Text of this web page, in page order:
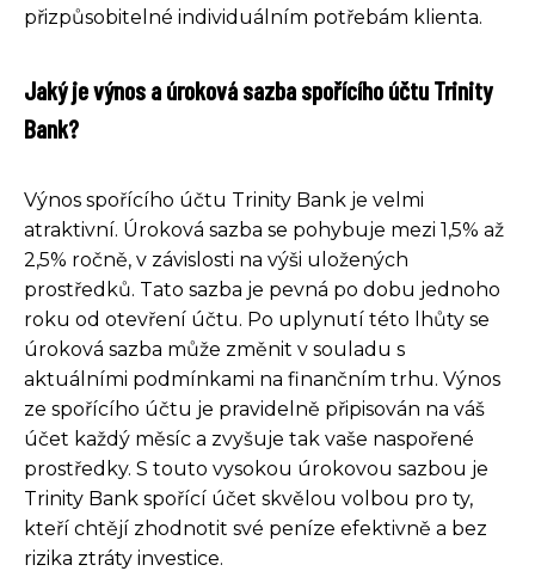
přizpůsobitelné individuálním potřebám klienta.
Jaký je výnos a úroková sazba spořícího účtu Trinity
Bank?
Výnos spořícího účtu Trinity Bank je velmi
atraktivní. Úroková sazba se pohybuje mezi 1,5% až
2,5% ročně, v závislosti na výši uložených
prostředků. Tato sazba je pevná po dobu jednoho
roku od otevření účtu. Po uplynutí této lhůty se
úroková sazba může změnit v souladu s
aktuálními podmínkami na finančním trhu. Výnos
ze spořícího účtu je pravidelně připisován na váš
účet každý měsíc a zvyšuje tak vaše naspořené
prostředky. S touto vysokou úrokovou sazbou je
Trinity Bank spořící účet skvělou volbou pro ty,
kteří chtějí zhodnotit své peníze efektivně a bez
rizika ztráty investice.